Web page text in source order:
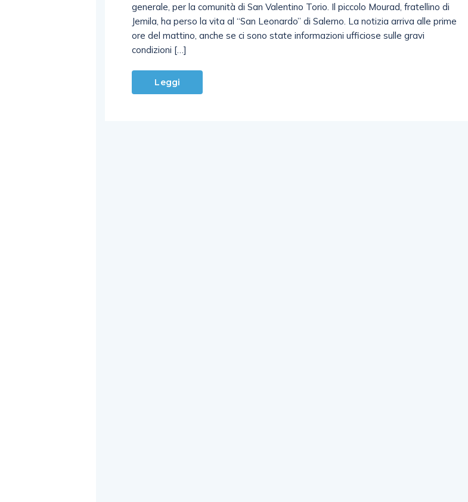
generale, per la comunità di San Valentino Torio. Il piccolo Mourad, fratellino di
Jemila, ha perso la vita al “San Leonardo” di Salerno. La notizia arriva alle prime
ore del mattino, anche se ci sono state informazioni ufficiose sulle gravi
condizioni […]
Leggi